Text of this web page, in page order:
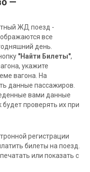
ЖД поезд -
все
день.
"Найти Билеты",
укажите
вагона. На
данные пассажиров.
вами данные
будет проверять их при
регистрации
билеты на поезд.
или показать с